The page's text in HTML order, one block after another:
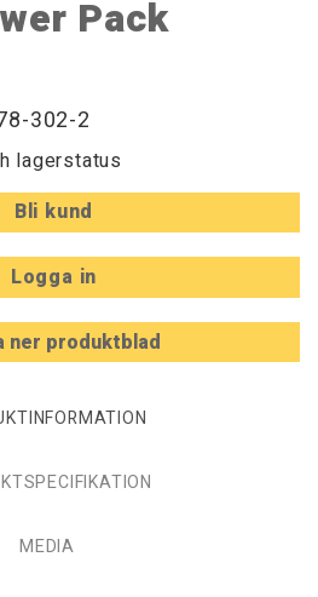
Pack
302-2
lagerstatus
Bli kund
Logga in
ner produktblad
MEDIA